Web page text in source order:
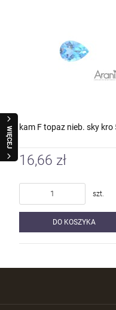
WIĘCEJ kam F topaz nieb. sky kro
16,66 zł
szt.
DO KOSZYKA